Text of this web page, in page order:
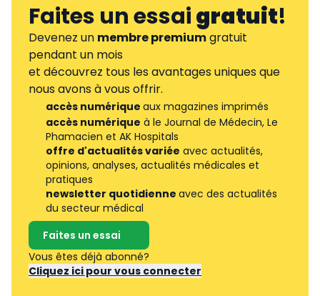
Faites un essaigratuit!
Devenez un membre premiumgratuit
pendant un mois
et découvrez tous les avantages uniques que
nous avons à vous offrir.
accès numérique aux magazines imprimés
accès numérique à le Journal de Médecin, Le
Phamacien et AK Hospitals
offre d'actualités variée avec actualités,
opinions, analyses, actualités médicales et
pratiques
newsletter quotidienne avec des actualités
du secteur médical
Faites un essai
Vous êtes déjà abonné?
Cliquez ici pour vous connecter